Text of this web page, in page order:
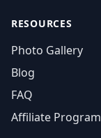
RESOURCES
Photo Gallery
Blog
FAQ
Affiliate Program